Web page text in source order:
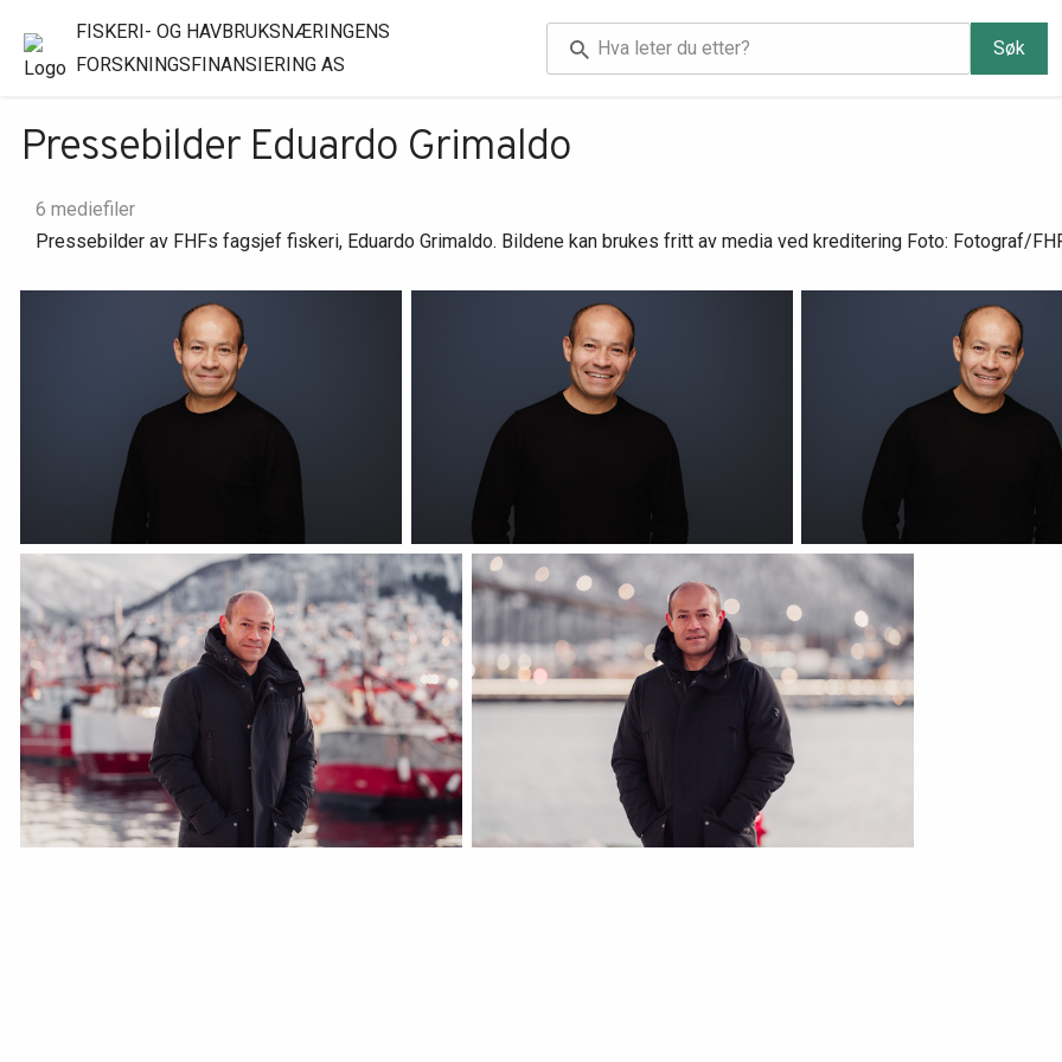
FISKERI- OG HAVBRUKSNÆRINGENS
FORSKNINGSFINANSIERING AS
Søk
Pressebilder Eduardo Grimaldo
6 mediefiler
Pressebilder av FHFs fagsjef fiskeri, Eduardo Grimaldo. Bildene kan brukes fritt av media ved kreditering Foto: Fotograf/